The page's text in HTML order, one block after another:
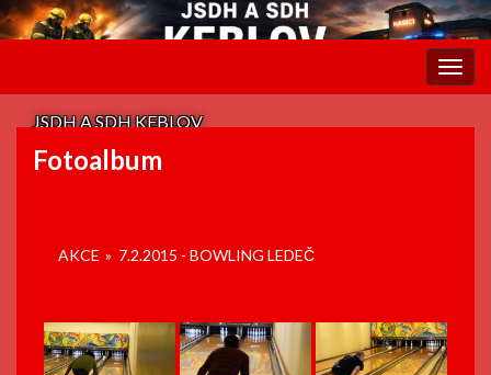
JSDH A SDH KEBLOV
Fotoalbum
AKCE » 7.2.2015 - BOWLING LEDEČ